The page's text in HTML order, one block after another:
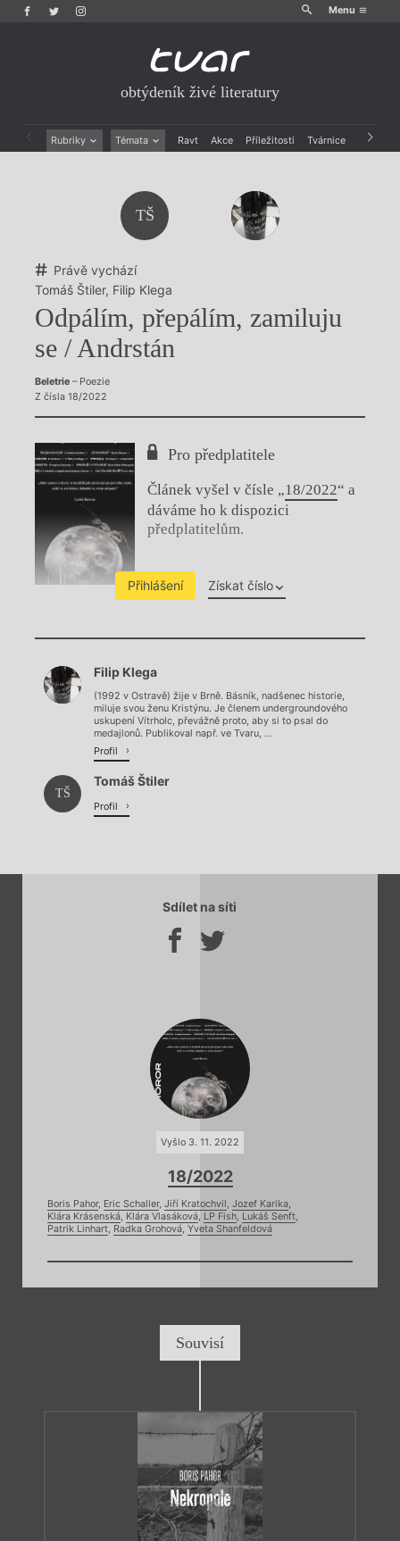
Menu
obtýdeník živé literatury
Rubriky Témata Ravt Akce Příležitosti Tvárnice Archiv
Recenze a reflexe
Historie kolonialismu
Výroční ceny
TŠ
Právě vychází
Tomáš Štiler, Filip Klega
Odpálím, přepálím, zamiluju
se / Andrstán
Beletrie– Poezie
Z čísla 18/2022
Pro předplatitele
Článek vyšel v čísle „18/2022“ a
dáváme ho k dispozici
předplatitelům.
Přihlášení Získat číslo
Chviličku.
Filip Klega
(1992 v Ostravě) žije v Brně. Básník, nadšenec historie,
miluje svou ženu Kristýnu. Je členem undergroundového
uskupení Vítrholc, převážně proto, aby si to psal do
medajlonů. Publikoval např. ve Tvaru, ...
Profil
TŠ
Tomáš Štiler
Profil
Sdílet na síti
Vyšlo 3. 11. 2022
18/2022
Boris Pahor, Eric Schaller, Jiří Kratochvil , Jozef Karika,
Klára Krásenská, Klára Vlasáková, LP Fish, Lukáš Senft,
Patrik Linhart, Radka Grohová, Yveta Shanfeldová
Souvisí